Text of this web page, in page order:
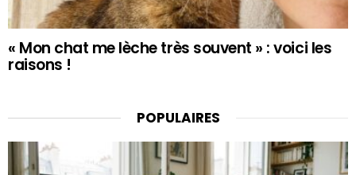
« Mon chat me lèche très souvent » : voici les
raisons !
POPULAIRES